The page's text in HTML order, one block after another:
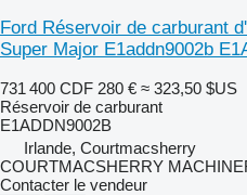
Ford Réservoir de carburant
Super Major E1addn9002b
731 400 CDF 280 € ≈ 323,50 $US
Réservoir de carburant
E1ADDN9002B
Irlande, Courtmacsherry
COURTMACSHERRY
Contacter le vendeur